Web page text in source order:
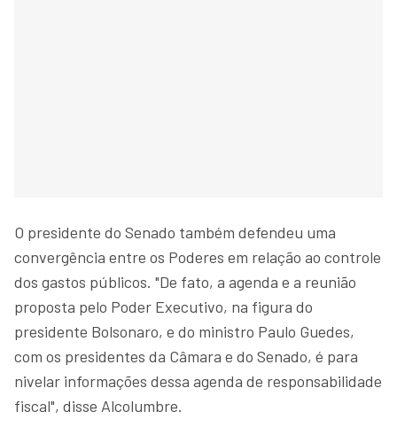
O presidente do Senado também defendeu uma
convergência entre os Poderes em relação ao controle
dos gastos públicos. "De fato, a agenda e a reunião
proposta pelo Poder Executivo, na figura do
presidente Bolsonaro, e do ministro Paulo Guedes,
com os presidentes da Câmara e do Senado, é para
nivelar informações dessa agenda de responsabilidade
fiscal", disse Alcolumbre.